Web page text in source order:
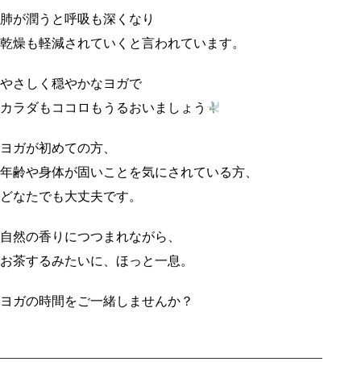
肺が潤うと呼吸も深くなり
乾燥も軽減されていくと言われています。
やさしく穏やかなヨガで
カラダもココロもうるおいましょう
ヨガが初めての方、
年齢や身体が固いことを気にされている方、
どなたでも大丈夫です。
自然の香りにつつまれながら、
お茶するみたいに、ほっと一息。
ヨガの時間をご一緒しませんか？